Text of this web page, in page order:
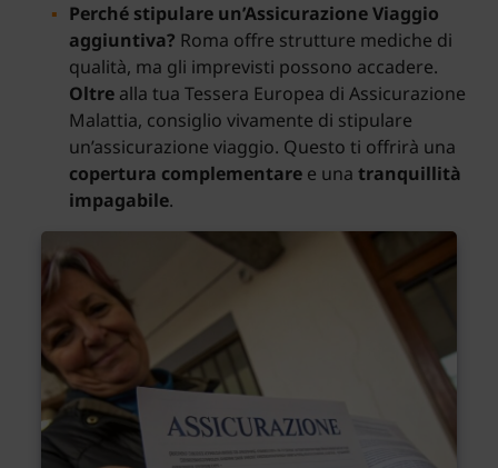
Perché stipulare un’Assicurazione Viaggio
aggiuntiva? Roma offre strutture mediche di
qualità, ma gli imprevisti possono accadere.
Oltre alla tua Tessera Europea di Assicurazione
Malattia, consiglio vivamente di stipulare
un’assicurazione viaggio. Questo ti offrirà una
copertura complementare e unatranquillità
impagabile.